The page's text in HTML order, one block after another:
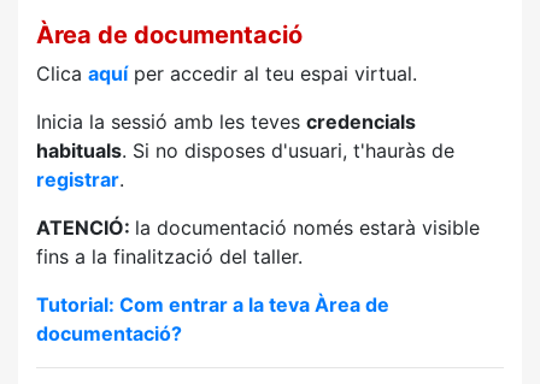
Àrea de documentació
Clica aquíper accedir al teu espai virtual.
Inicia la sessió amb les teves credencials
habituals. Si no disposes d'usuari, t'hauràs de
registrar.
ATENCIÓ: la documentació només estarà visible
fins a la finalització del taller.
Tutorial: Com entrar a la teva Àrea de
documentació?